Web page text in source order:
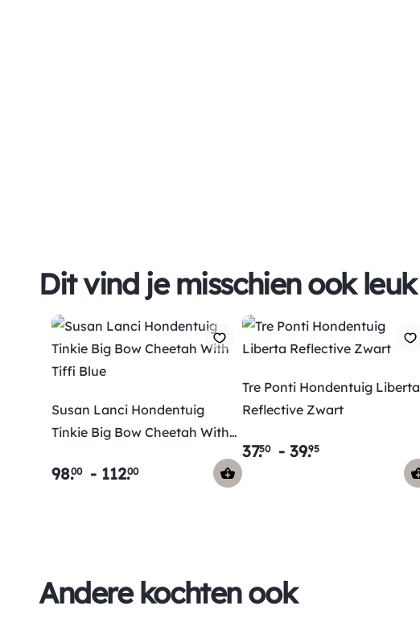
Dit vind je misschien ook leuk
Susan Lanci Hondentuig
Tinkie Big Bow Cheetah With
98.00 - 112.00
Tre Ponti Hondentuig Liberta
Reflective Zwart
37.50 - 39.95
Andere kochten ook